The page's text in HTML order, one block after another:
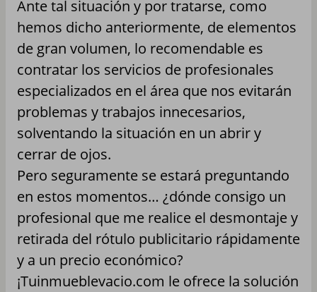
Ante tal situación y por tratarse, como
hemos dicho anteriormente, de elementos
de gran volumen, lo recomendable es
contratar los servicios de profesionales
especializados en el área que nos evitarán
problemas y trabajos innecesarios,
solventando la situación en un abrir y
cerrar de ojos.
Pero seguramente se estará preguntando
en estos momentos… ¿dónde consigo un
profesional que me realice el desmontaje y
retirada del rótulo publicitario rápidamente
y a un precio económico?
¡Tuinmueblevacio.com le ofrece la solución